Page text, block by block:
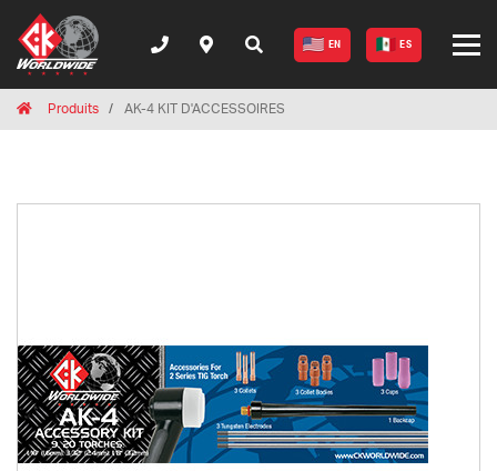
EN ES
HomeProduits AK-4 KIT D'ACCESSOIRES